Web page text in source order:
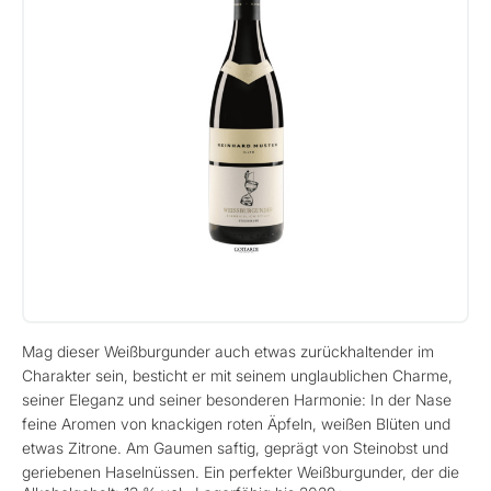
Mag dieser Weißburgunder auch etwas zurückhaltender im
Charakter sein, besticht er mit seinem unglaublichen Charme,
seiner Eleganz und seiner besonderen Harmonie: In der Nase
feine Aromen von knackigen roten Äpfeln, weißen Blüten und
etwas Zitrone. Am Gaumen saftig, geprägt von Steinobst und
geriebenen Haselnüssen. Ein perfekter Weißburgunder, der die